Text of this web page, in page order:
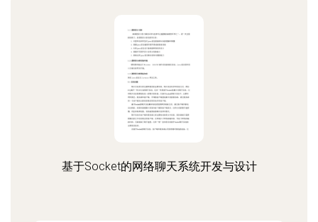
基于Socket的网络聊天系统开发与设计